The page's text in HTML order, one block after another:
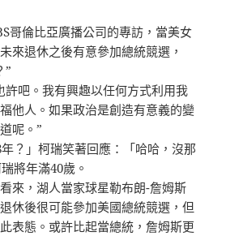
哥倫比亞廣播公司的專訪，當美女
來退休之後有意參加總統競選，
”
許吧。我有興趣以任何方式利用我
他人。如果政治是創造有意義的變
呢。”
？」柯瑞笑著回應：「哈哈，沒那
將年滿40歲。
來，湖人當家球星勒布朗-詹姆斯
休後很可能參加美國總統競選，但
表態。或許比起當總統，詹姆斯更